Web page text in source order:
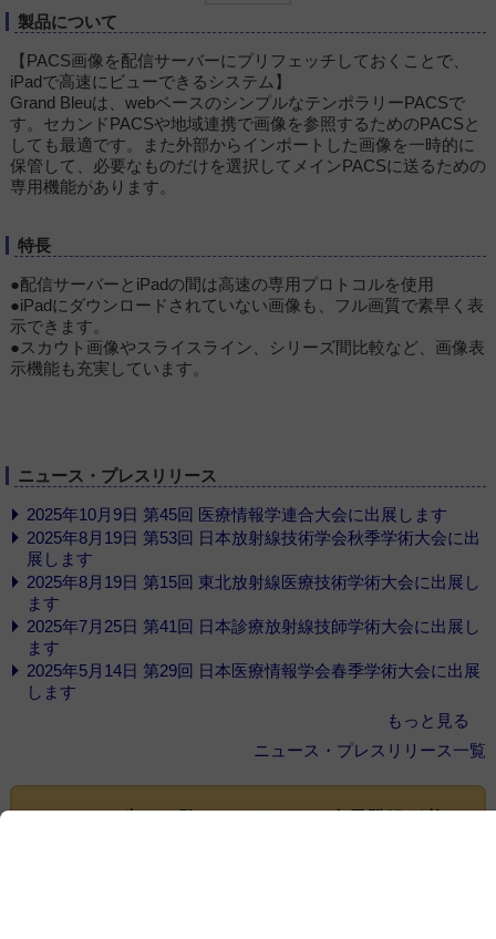
製品について
【PACS画像を配信サーバーにプリフェッチしておくことで、
iPadで高速にビューできるシステム】
Grand Bleuは、webベースのシンプルなテンポラリーPACSで
す。セカンドPACSや地域連携で画像を参照するためのPACSと
しても最適です。また外部からインポートした画像を一時的に
保管して、必要なものだけを選択してメインPACSに送るための
専用機能があります。
特長
●配信サーバーとiPadの間は高速の専用プロトコルを使用
●iPadにダウンロードされていない画像も、フル画質で素早く表
示できます。
●スカウト画像やスライスライン、シリーズ間比較など、画像表
示機能も充実しています。
ニュース・プレスリリース
2025年10月9日 第45回 医療情報学連合大会に出展します
2025年8月19日 第53回 日本放射線技術学会秋季学術大会に出
展します
2025年8月19日 第15回 東北放射線医療技術学術大会に出展し
ます
2025年7月25日 第41回 日本診療放射線技師学術大会に出展し
ます
2025年5月14日 第29回 日本医療情報学会春季学術大会に出展
します
もっと見る
ニュース・プレスリリース一覧